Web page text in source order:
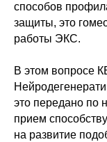
способов
защиты, это
работы ЭКС.
В этом вопросе
это передано по
прием
на развитие